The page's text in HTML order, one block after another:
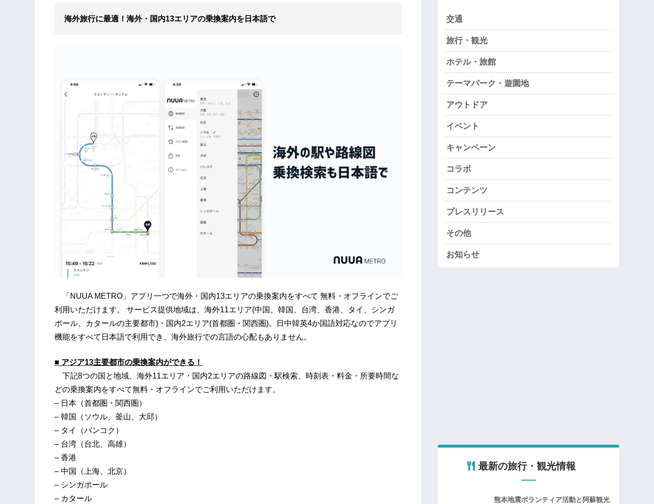
海外旅行に最適！海外・国内13エリアの乗換案内を日本語で
​ 「NUUA METRO」アプリ一つで海外・国内13エリアの乗換案内をすべて 無料・オフラインでご
利用いただけます。 サービス提供地域は、海外11エリア(中国、韓国、台湾、香港、タイ、シンガ
ポール、カタールの主要都市)・国内2エリア(首都圏・関西圏)。日中韓英4か国語対応なのでアプリ
機能をすべて日本語で利用でき、海外旅行での言語の心配もありません。
■ アジア13主要都市の乗換案内ができる！
下記8つの国と地域、海外11エリア・国内2エリアの路線図・駅検索、時刻表・料金・所要時間な
どの乗換案内をすべて無料・オフラインでご利用いただけます。
– 日本（首都圏・関西圏）
– 韓国（ソウル、釜山、大邱）
– タイ（バンコク）
– 台湾（台北、高雄）
– 香港
– 中国（上海、北京）
– シンガポール
– カタール
交通
旅行・観光
ホテル・旅館
テーマパーク・遊園地
アウトドア
イベント
キャンペーン
コラボ
コンテンツ
プレスリリース
その他
お知らせ
最新の旅行・観光情報
熊本地震ボランティア活動と阿蘇観光